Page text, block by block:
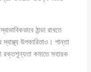
ঠান্ডা রাখতে
উপকারিতাও। পান্তা
রক্তশূন্যতা কমাতে সহায়ক